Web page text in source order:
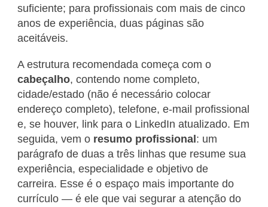
suficiente; para profissionais com mais de cinco
anos de experiência, duas páginas são
aceitáveis.
A estrutura recomendada começa com o
cabeçalho, contendo nome completo,
cidade/estado (não é necessário colocar
endereço completo), telefone, e-mail profissional
e, se houver, link para o LinkedIn atualizado. Em
seguida, vem o resumo profissional : um
parágrafo de duas a três linhas que resume sua
experiência, especialidade e objetivo de
carreira. Esse é o espaço mais importante do
currículo — é ele que vai segurar a atenção do